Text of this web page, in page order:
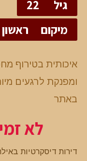
גיל
22
מיקום
ראשון
איכותית בטירוף
ומפנקת לרגעים
באתר
לא
דירות דיסקרטיות